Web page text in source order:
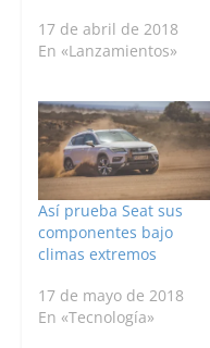
17 de abril de 2018
En «Lanzamientos»
Así prueba Seat sus
componentes bajo
climas extremos
17 de mayo de 2018
En «Tecnología»